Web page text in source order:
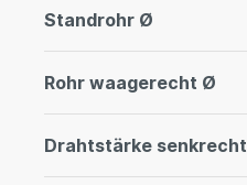
Standrohr Ø
Rohr waagerecht Ø
Drahtstärke senkrecht